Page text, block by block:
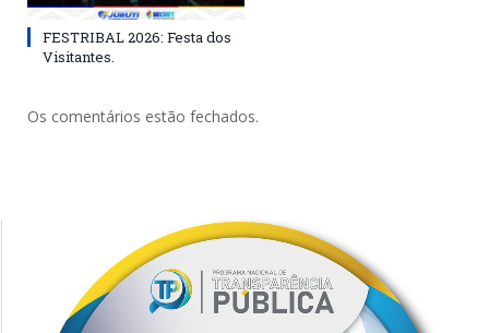
FESTRIBAL 2026: Festa dos
Visitantes.
Os comentários estão fechados.